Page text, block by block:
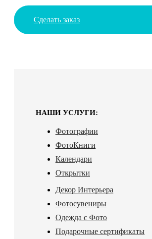
Сделать заказ
НАШИ УСЛУГИ:
Фотографии
ФотоКниги
Календари
Открытки
Декор Интерьера
Фотосувениры
Одежда с Фото
Подарочные сертификаты